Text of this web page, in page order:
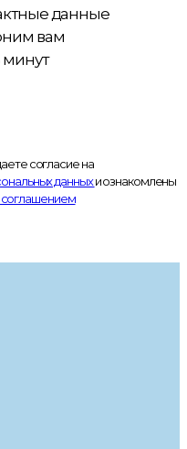
данные
вам
минут
согласие на
данныхи ознакомлены
соглашением